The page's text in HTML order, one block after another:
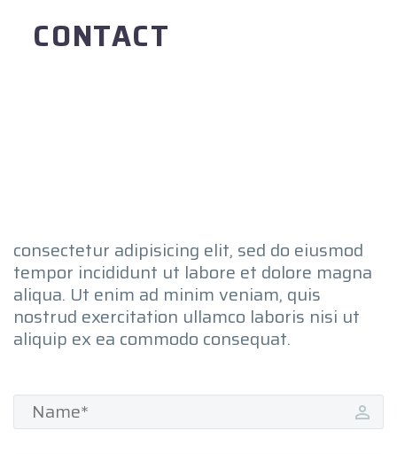
CONTACT
consectetur adipisicing elit, sed do eiusmod
tempor incididunt ut labore et dolore magna
aliqua. Ut enim ad minim veniam, quis
nostrud exercitation ullamco laboris nisi ut
aliquip ex ea commodo consequat.